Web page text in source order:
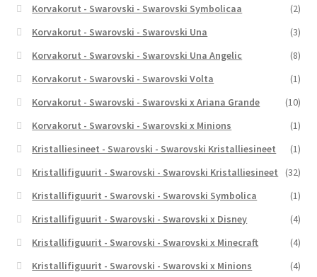
Korvakorut - Swarovski - Swarovski Symbolicaa
(2)
Korvakorut - Swarovski - Swarovski Una
(3)
Korvakorut - Swarovski - Swarovski Una Angelic
(8)
Korvakorut - Swarovski - Swarovski Volta
(1)
Korvakorut - Swarovski - Swarovski x Ariana Grande
(10)
Korvakorut - Swarovski - Swarovski x Minions
(1)
Kristalliesineet - Swarovski - Swarovski Kristalliesineet
(1)
Kristallifiguurit - Swarovski - Swarovski Kristalliesineet
(32)
Kristallifiguurit - Swarovski - Swarovski Symbolica
(1)
Kristallifiguurit - Swarovski - Swarovski x Disney
(4)
Kristallifiguurit - Swarovski - Swarovski x Minecraft
(4)
Kristallifiguurit - Swarovski - Swarovski x Minions
(4)